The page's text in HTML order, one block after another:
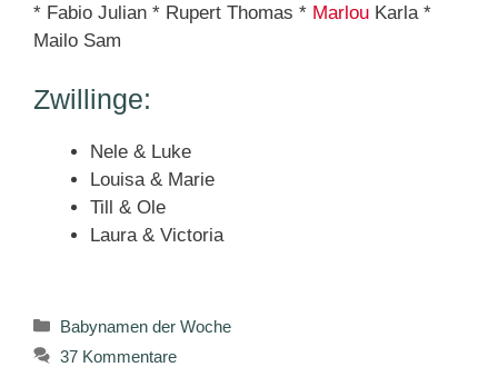
* Fabio Julian * Rupert Thomas * Marlou Karla *
Mailo Sam
Zwillinge:
Nele & Luke
Louisa & Marie
Till & Ole
Laura & Victoria
Kategorien
Babynamen der Woche
37 Kommentare